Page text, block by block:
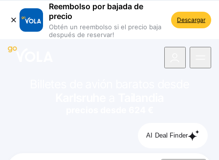
Reembolso por bajada de
precio
Obtén un reembolso si el precio baja
después de reservar!
Descargar
AI Deal Finder